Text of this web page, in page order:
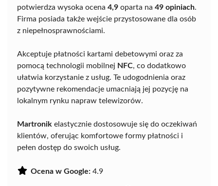
potwierdza wysoka ocena 4,9 oparta na 49 opiniach.
Firma posiada także wejście przystosowane dla osób
z niepełnosprawnościami.
Akceptuje płatności kartami debetowymi oraz za
pomocą technologii mobilnej NFC, co dodatkowo
ułatwia korzystanie z usług. Te udogodnienia oraz
pozytywne rekomendacje umacniają jej pozycję na
lokalnym rynku napraw telewizorów.
Martronik elastycznie dostosowuje się do oczekiwań
klientów, oferując komfortowe formy płatności i
pełen dostęp do swoich usług.
Ocena w Google: 4.9